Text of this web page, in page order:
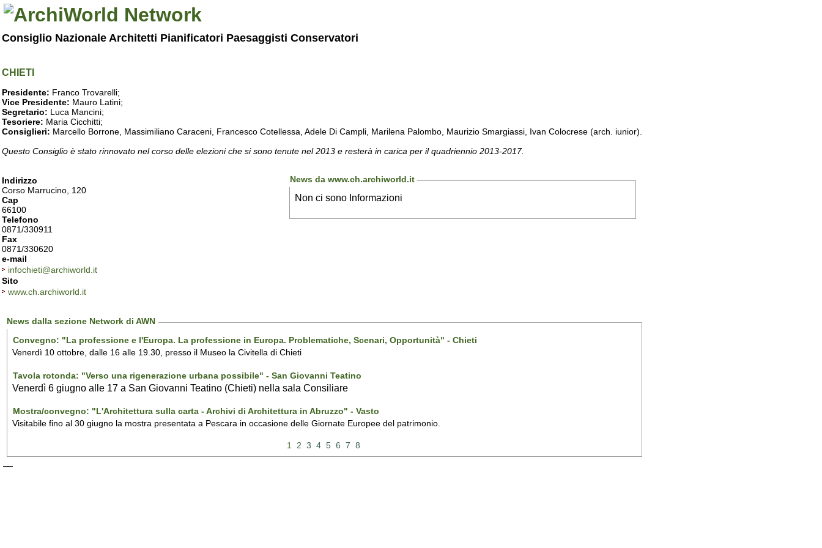
Consiglio Nazionale Architetti Pianificatori Paesaggisti Conservatori
CHIETI
Presidente: Franco Trovarelli;
Vice Presidente: Mauro Latini;
Segretario: Luca Mancini;
Tesoriere: Maria Cicchitti;
Consiglieri: Marcello Borrone, Massimiliano Caraceni, Francesco Cotellessa, Adele Di Campli, Marilena Palombo, Maurizio Smargiassi, Ivan Colocrese (arch. iunior).
Questo Consiglio è stato rinnovato nel corso delle elezioni che si sono tenute nel 2013 e resterà in carica per il quadriennio 2013-2017.
Indirizzo
Corso Marrucino, 120
Cap
66100
Telefono
0871/330911
Fax
0871/330620
e-mail
infochieti@archiworld.it
Sito
www.ch.archiworld.it
News da www.ch.archiworld.it
Non ci sono Informazioni
News dalla sezione Network di AWN
Convegno: "La professione e l'Europa. La professione in Europa. Problematiche, Scenari, Opportunità" - Chieti
Venerdì 10 ottobre, dalle 16 alle 19.30, presso il Museo la Civitella di Chieti
Tavola rotonda: "Verso una rigenerazione urbana possibile" - San Giovanni Teatino
Venerdì 6 giugno alle 17 a San Giovanni Teatino (Chieti) nella sala Consiliare
Mostra/convegno: "L'Architettura sulla carta - Archivi di Architettura in Abruzzo" - Vasto
Visitabile fino al 30 giugno la mostra presentata a Pescara in occasione delle Giornate Europee del patrimonio.
1 2 3 4 5 6 7 8